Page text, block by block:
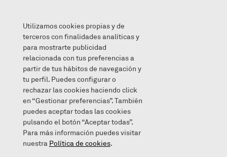
Berriak/Txikienen liburutegia birmoldatu dugu
Iraila 18, 2025
Utilizamos cookies propias y de
terceros con finalidades analíticas y
para mostrarte publicidad
relacionada con tus preferencias a
partir de tus hábitos de navegación y
tu perfil. Puedes configurar o
rechazar las cookies haciendo click
en “Gestionar preferencias”. También
puedes aceptar todas las cookies
pulsando el botón “Aceptar todas”.
Para más información puedes visitar
nuestra Política de cookies.